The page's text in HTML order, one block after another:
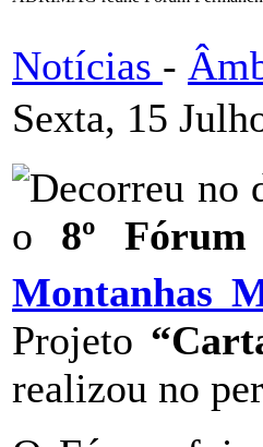
Notícias -
Sexta, 15
Decorreu no
o 8º Fórum
Montanhas
Projeto
realizou no